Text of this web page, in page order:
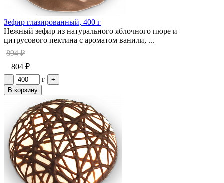
Зефир глазированный, 400 г
Нежный зефир из натурального яблочного пюре и
цитрусового пектина с ароматом ванили, ...
894 ₽
804 ₽
- г
+
В корзину